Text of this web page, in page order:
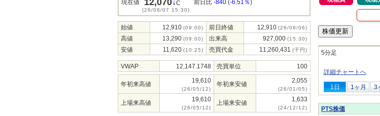
現在値 12,070↓C
(26/08/07 15:30)
前日比 -840 (-6.51％)
始値 12,910 (09:00) 前日終値 12,910 (26/08/06)
高値 13,290 (09:00) 出来高 927,000 (15:30)
安値 11,620 (10:25) 売買代金 11,260,431 (千円)
VWAP 12,147.1748 売買単位 100
年初来高値 19,610
(26/05/12)
年初来安値 2,055
(26/01/05)
上場来高値 19,610
(26/05/12)
上場来安値 1,633
(24/12/12)
5分足
詳細チャートへ
1日 1ヶ月 3
PTS株価